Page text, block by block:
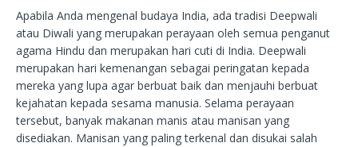
Apabila Anda mengenal budaya India, ada tradisi Deepwali
atau Diwali yang merupakan perayaan oleh semua penganut
agama Hindu dan merupakan hari cuti di India. Deepwali
merupakan hari kemenangan sebagai peringatan kepada
mereka yang lupa agar berbuat baik dan menjauhi berbuat
kejahatan kepada sesama manusia. Selama perayaan
tersebut, banyak makanan manis atau manisan yang
disediakan. Manisan yang paling terkenal dan disukai salah